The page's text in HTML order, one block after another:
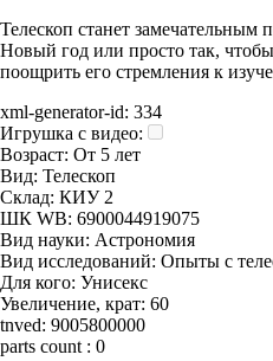
Телескоп станет замечательным
Новый год или просто так,
поощрить его стремления к
xml-generator-id: 334
Игрушка с видео:
Возраст: От 5 лет
Вид: Телескоп
Склад: КИУ 2
ШК WB: 6900044919075
Вид науки: Астрономия
Вид исследований: Опыты с
Для кого: Унисекс
Увеличение, крат: 60
tnved: 9005800000
parts count : 0